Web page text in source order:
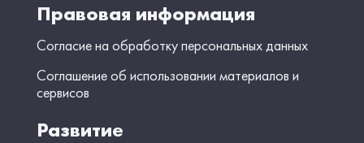
Правовая информация
Согласие на обработку персональных данных
Соглашение об использовании материалов и
сервисов
Развитие